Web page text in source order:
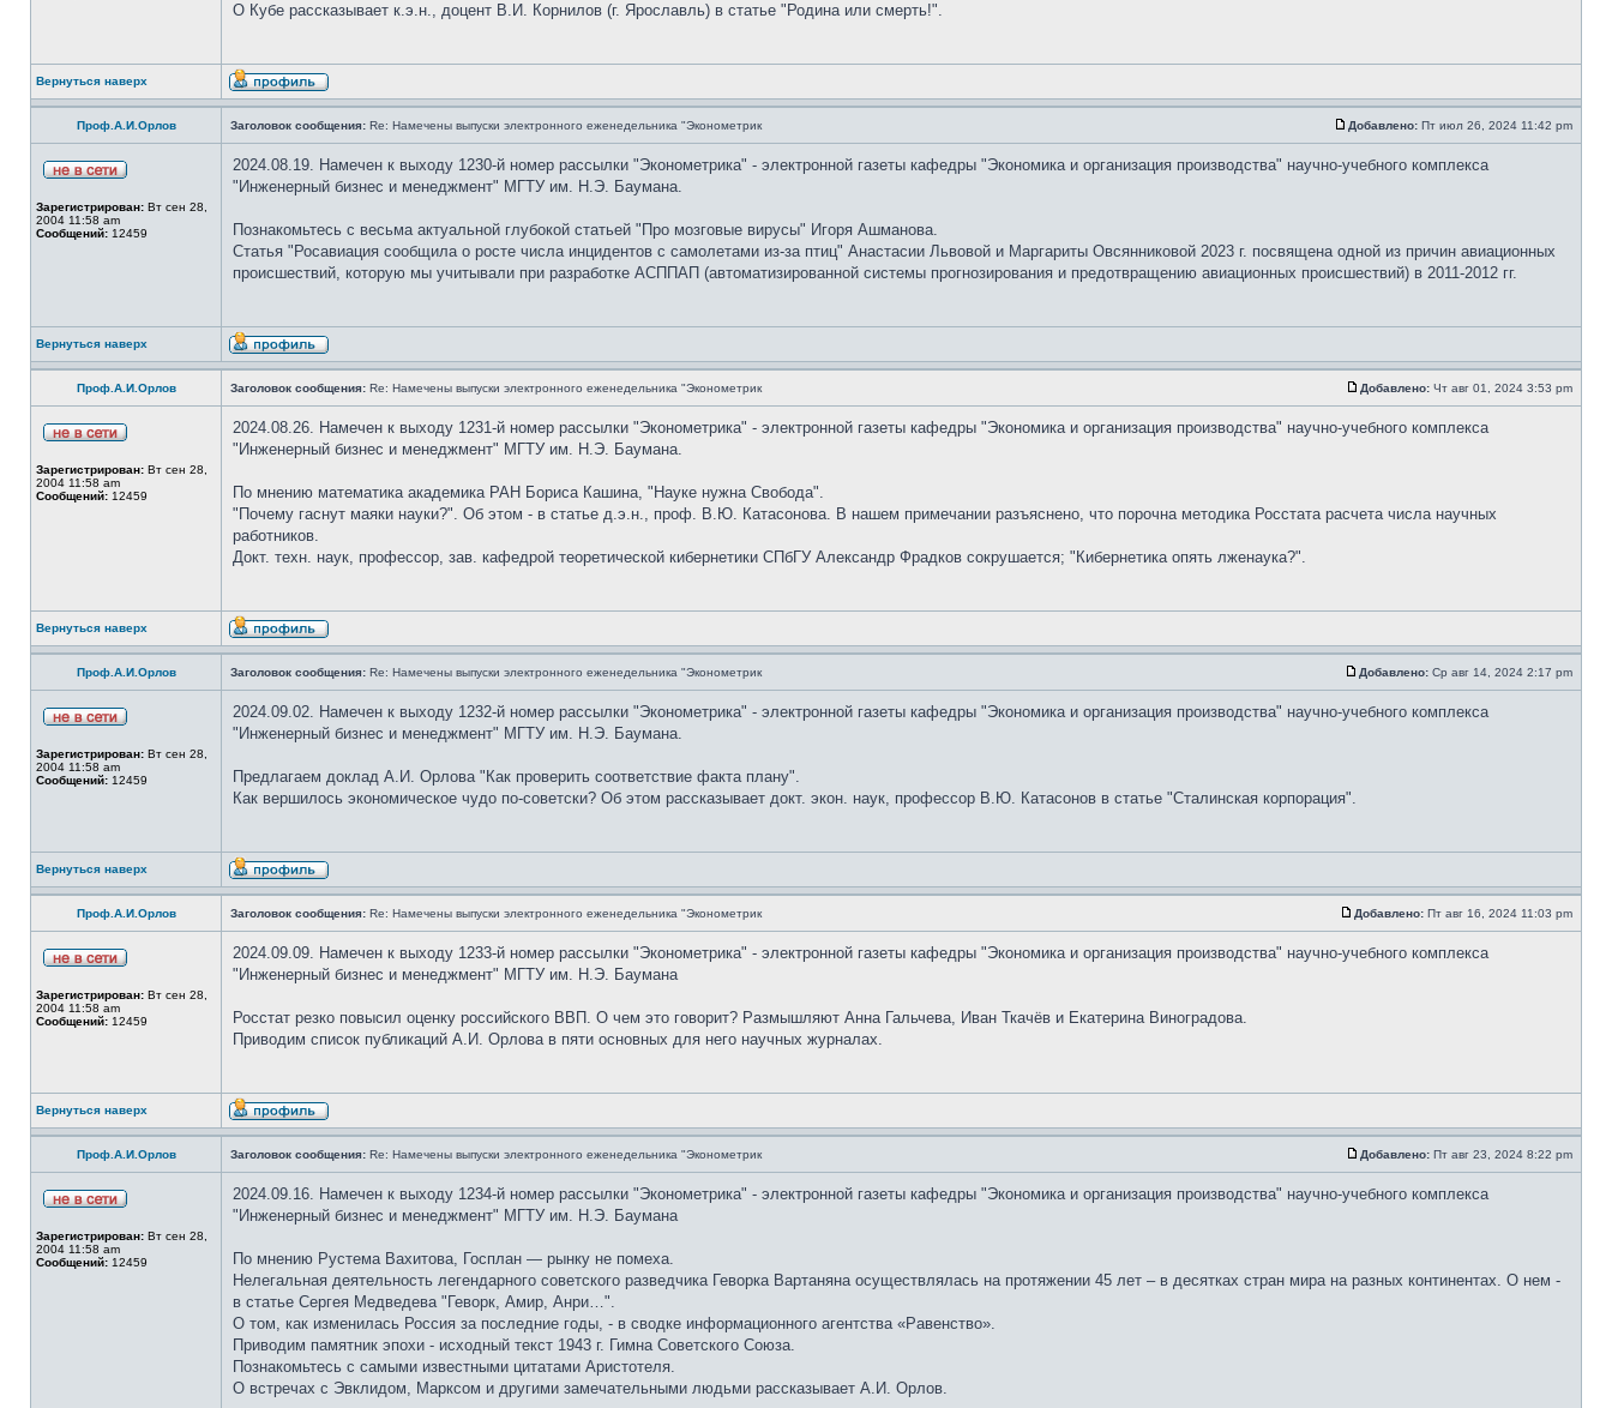
О Кубе рассказывает к.э.н., доцент В.И. Корнилов (г. Ярославль) в статье "Родина или смерть!".
Вернуться наверх
Проф.А.И.Орлов Заголовок сообщения: Re: Намечены выпуски электронного еженедельника "Эконометрик Добавлено: Пт июл 26, 2024 11:42 pm
Зарегистрирован: Вт сен 28,
2004 11:58 am
Сообщений: 12459
2024.08.19. Намечен к выходу 1230-й номер рассылки "Эконометрика" - электронной газеты кафедры "Экономика и организация производства" научно-учебного комплекса
"Инженерный бизнес и менеджмент" МГТУ им. Н.Э. Баумана.
Познакомьтесь с весьма актуальной глубокой статьей "Про мозговые вирусы" Игоря Ашманова.
Статья "Росавиация сообщила о росте числа инцидентов с самолетами из-за птиц" Анастасии Львовой и Маргариты Овсянниковой 2023 г. посвящена одной из причин авиационных
происшествий, которую мы учитывали при разработке АСППАП (автоматизированной системы прогнозирования и предотвращению авиационных происшествий) в 2011-2012 гг.
Вернуться наверх
Проф.А.И.Орлов Заголовок сообщения: Re: Намечены выпуски электронного еженедельника "Эконометрик Добавлено: Чт авг 01, 2024 3:53 pm
Зарегистрирован: Вт сен 28,
2004 11:58 am
Сообщений: 12459
2024.08.26. Намечен к выходу 1231-й номер рассылки "Эконометрика" - электронной газеты кафедры "Экономика и организация производства" научно-учебного комплекса
"Инженерный бизнес и менеджмент" МГТУ им. Н.Э. Баумана.
По мнению математика академика РАН Бориса Кашина, "Науке нужна Свобода".
"Почему гаснут маяки науки?". Об этом - в статье д.э.н., проф. В.Ю. Катасонова. В нашем примечании разъяснено, что порочна методика Росстата расчета числа научных
работников.
Докт. техн. наук, профессор, зав. кафедрой теоретической кибернетики СПбГУ Александр Фрадков сокрушается; "Кибернетика опять лженаука?".
Вернуться наверх
Проф.А.И.Орлов Заголовок сообщения: Re: Намечены выпуски электронного еженедельника "Эконометрик Добавлено: Ср авг 14, 2024 2:17 pm
Зарегистрирован: Вт сен 28,
2004 11:58 am
Сообщений: 12459
2024.09.02. Намечен к выходу 1232-й номер рассылки "Эконометрика" - электронной газеты кафедры "Экономика и организация производства" научно-учебного комплекса
"Инженерный бизнес и менеджмент" МГТУ им. Н.Э. Баумана.
Предлагаем доклад А.И. Орлова "Как проверить соответствие факта плану".
Как вершилось экономическое чудо по-советски? Об этом рассказывает докт. экон. наук, профессор В.Ю. Катасонов в статье "Сталинская корпорация".
Вернуться наверх
Проф.А.И.Орлов Заголовок сообщения: Re: Намечены выпуски электронного еженедельника "Эконометрик Добавлено: Пт авг 16, 2024 11:03 pm
Зарегистрирован: Вт сен 28,
2004 11:58 am
Сообщений: 12459
2024.09.09. Намечен к выходу 1233-й номер рассылки "Эконометрика" - электронной газеты кафедры "Экономика и организация производства" научно-учебного комплекса
"Инженерный бизнес и менеджмент" МГТУ им. Н.Э. Баумана
Росстат резко повысил оценку российского ВВП. О чем это говорит? Размышляют Анна Гальчева, Иван Ткачёв и Екатерина Виноградова.
Приводим список публикаций А.И. Орлова в пяти основных для него научных журналах.
Вернуться наверх
Проф.А.И.Орлов Заголовок сообщения: Re: Намечены выпуски электронного еженедельника "Эконометрик Добавлено: Пт авг 23, 2024 8:22 pm
Зарегистрирован: Вт сен 28,
2004 11:58 am
Сообщений: 12459
2024.09.16. Намечен к выходу 1234-й номер рассылки "Эконометрика" - электронной газеты кафедры "Экономика и организация производства" научно-учебного комплекса
"Инженерный бизнес и менеджмент" МГТУ им. Н.Э. Баумана
По мнению Рустема Вахитова, Госплан — рынку не помеха.
Нелегальная деятельность легендарного советского разведчика Геворка Вартаняна осуществлялась на протяжении 45 лет – в десятках стран мира на разных континентах. О нем -
в статье Сергея Медведева "Геворк, Амир, Анри…".
О том, как изменилась Россия за последние годы, - в сводке информационного агентства «Равенство».
Приводим памятник эпохи - исходный текст 1943 г. Гимна Советского Союза.
Познакомьтесь с самыми известными цитатами Аристотеля.
О встречах с Эвклидом, Марксом и другими замечательными людьми рассказывает А.И. Орлов.